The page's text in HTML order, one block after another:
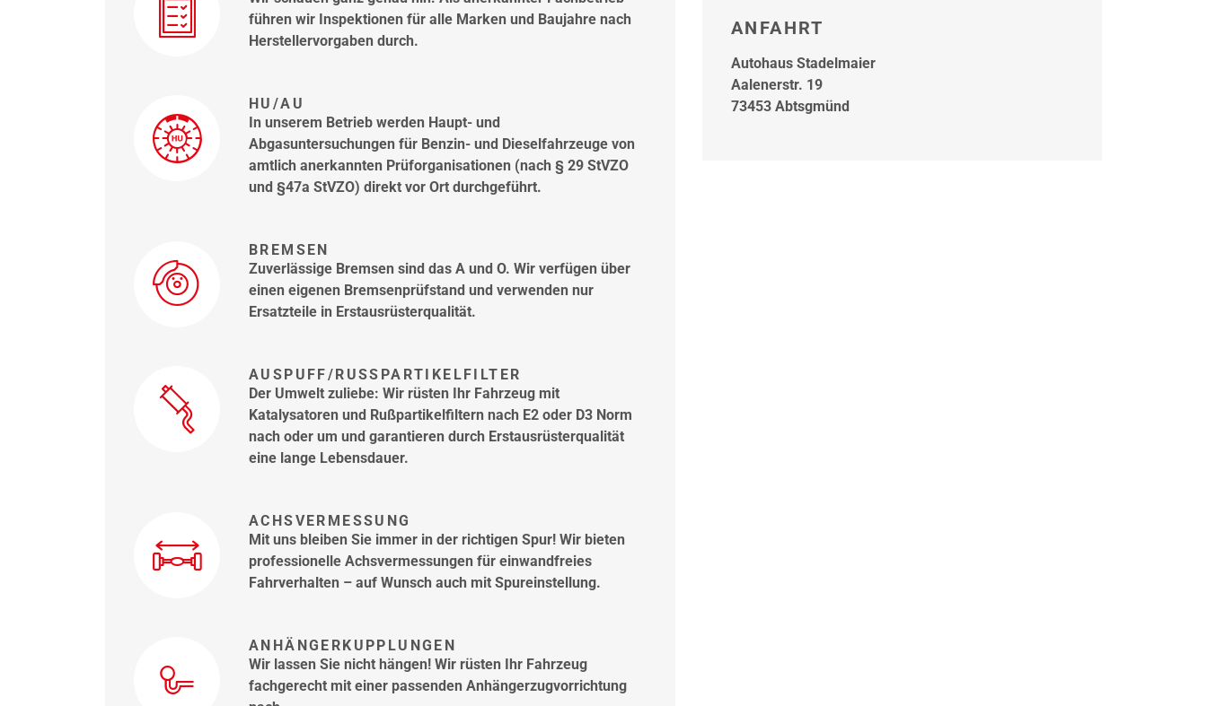
ANFAHRT
Autohaus Stadelmaier
Aalenerstr. 19
73453 Abtsgmünd
führen wir Inspektionen für alle Marken und Baujahre nach
Herstellervorgaben durch.
HU/AU
In unserem Betrieb werden Haupt- und
Abgasuntersuchungen für Benzin- und Dieselfahrzeuge von
amtlich anerkannten Prüforganisationen (nach § 29 StVZO
und §47a StVZO) direkt vor Ort durchgeführt.
BREMSEN
Zuverlässige Bremsen sind das A und O. Wir verfügen über
einen eigenen Bremsenprüfstand und verwenden nur
Ersatzteile in Erstausrüsterqualität.
AUSPUFF/RUSSPARTIKELFILTER
Der Umwelt zuliebe: Wir rüsten Ihr Fahrzeug mit
Katalysatoren und Rußpartikelfiltern nach E2 oder D3 Norm
nach oder um und garantieren durch Erstausrüsterqualität
eine lange Lebensdauer.
ACHSVERMESSUNG
Mit uns bleiben Sie immer in der richtigen Spur! Wir bieten
professionelle Achsvermessungen für einwandfreies
Fahrverhalten – auf Wunsch auch mit Spureinstellung.
ANHÄNGERKUPPLUNGEN
Wir lassen Sie nicht hängen! Wir rüsten Ihr Fahrzeug
fachgerecht mit einer passenden Anhängerzugvorrichtung